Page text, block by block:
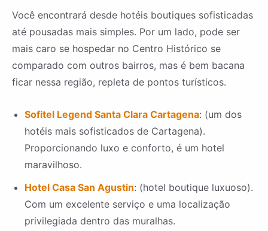
Você encontrará desde hotéis boutiques sofisticadas
até pousadas mais simples. Por um lado, pode ser
mais caro se hospedar no Centro Histórico se
comparado com outros bairros, mas é bem bacana
ficar nessa região, repleta de pontos turísticos.
Sofitel Legend Santa Clara Cartagena: (um dos
hotéis mais sofisticados de Cartagena).
Proporcionando luxo e conforto, é um hotel
maravilhoso.
Hotel Casa San Agustin: (hotel boutique luxuoso).
Com um excelente serviço e uma localização
privilegiada dentro das muralhas.